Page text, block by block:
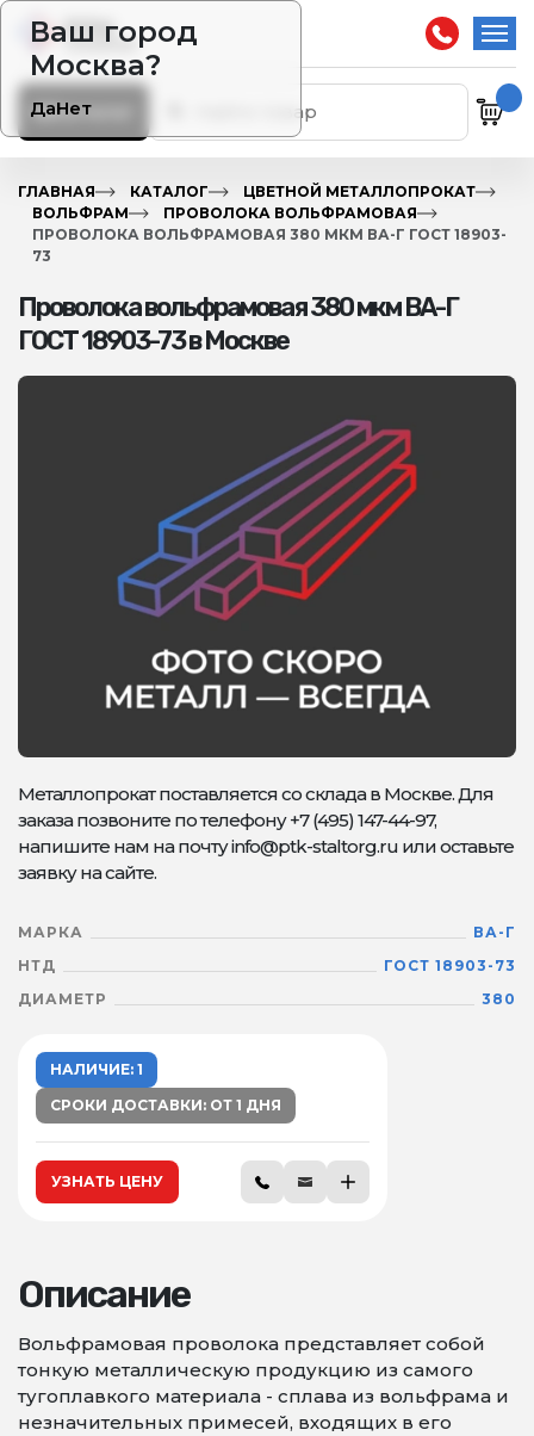
Ваш город
Москва?
ДаНет
Каталог
ГЛАВНАЯ КАТАЛОГ
ЦВЕТНОЙ МЕТАЛЛОПРОКАТ
ВОЛЬФРАМ
ПРОВОЛОКА ВОЛЬФРАМОВАЯ
ПРОВОЛОКА ВОЛЬФРАМОВАЯ 380 МКМ ВА-Г ГОСТ 18903-
73
Проволока вольфрамовая 380 мкм ВА-Г
ГОСТ 18903-73 в Москве
Металлопрокат поставляется со склада в Москве. Для
заказа позвоните по телефону +7 (495) 147-44-97,
напишите нам на почту info@ptk-staltorg.ru или оставьте
заявку на сайте.
МАРКА
ВА-Г
НТД
ГОСТ 18903-73
ДИАМЕТР
380
НАЛИЧИЕ: 1
СРОКИ ДОСТАВКИ: ОТ 1 ДНЯ
УЗНАТЬ ЦЕНУ
Описание
Вольфрамовая проволока представляет собой
тонкую металлическую продукцию из самого
тугоплавкого материала - сплава из вольфрама и
незначительных примесей, входящих в его